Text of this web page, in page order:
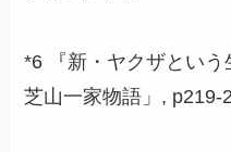
*6 『新・ヤクザとい
芝山一家物語」, p219-